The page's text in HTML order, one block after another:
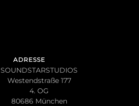
ADRESSE
SOUNDSTARSTUDIOS
Westendstraße 177
4. OG
80686 München